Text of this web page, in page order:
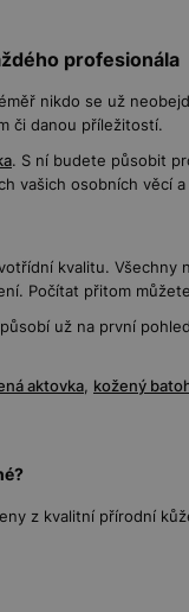
profesionála
nikdo se už
či danou příležitostí.
. S ní budete působit
vašich osobních věcí a
kvalitu. Všechny
Počítat přitom
už na první
aktovka, kožený
z kvalitní přírodní